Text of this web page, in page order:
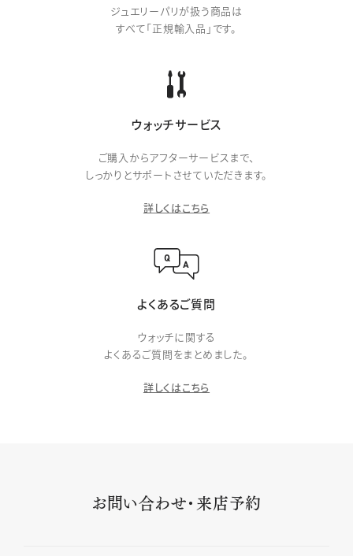
ジュエリーパリが扱う商品は
すべて「正規輸入品」です。
ウォッチサービス
ご購入からアフターサービスまで、
しっかりとサポートさせていただきます。
詳しくはこちら
よくあるご質問
ウォッチに関する
よくあるご質問をまとめました。
詳しくはこちら
お問い合わせ・来店予約